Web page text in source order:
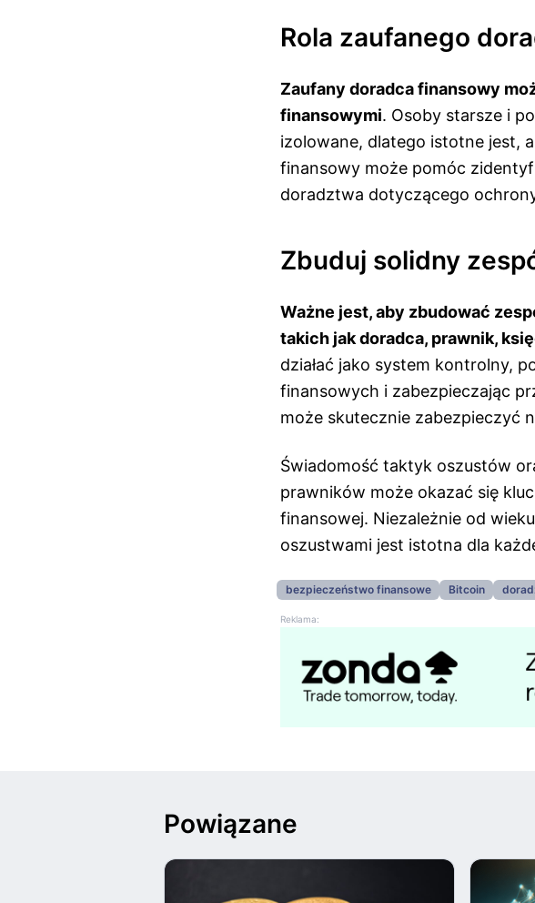
Rola zaufanego
Zaufany doradca finansowy
finansowymi. Osoby starsze i
izolowane, dlatego istotne jest,
finansowy może pomóc
doradztwa dotyczącego
Zbuduj solidny
Ważne jest, aby zbudować
takich jak doradca, prawnik,
działać jako system kontrolny,
finansowych i zabezpieczając
może skutecznie zabezpieczyć
Świadomość taktyk oszustów
prawników może okazać się
finansowej. Niezależnie od
oszustwami jest istotna dla
bezpieczeństwo finansowe Bitcoin
Reklama:
Powiązane